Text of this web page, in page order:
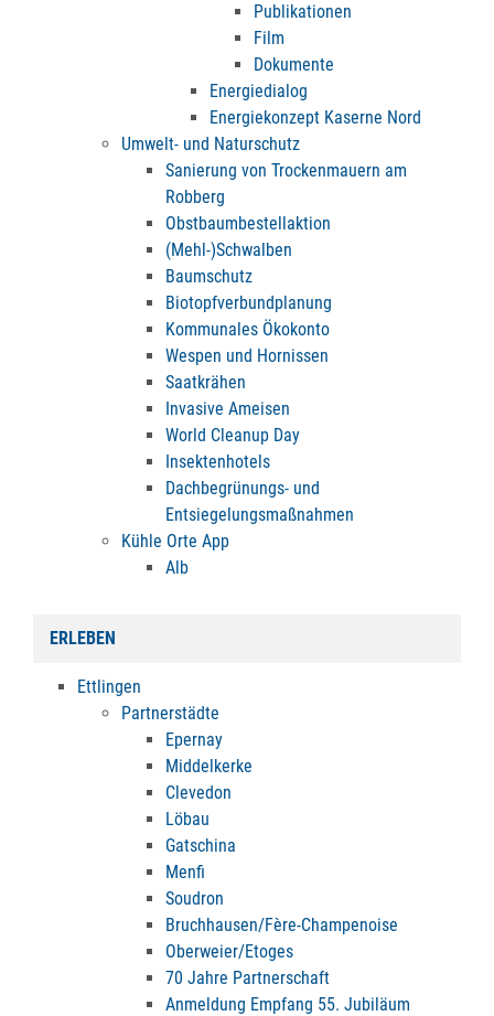
Publikationen
Film
Dokumente
Energiedialog
Energiekonzept Kaserne Nord
Umwelt- und Naturschutz
Sanierung von Trockenmauern am
Robberg
Obstbaumbestellaktion
(Mehl-)Schwalben
Baumschutz
Biotopfverbundplanung
Kommunales Ökokonto
Wespen und Hornissen
Saatkrähen
Invasive Ameisen
World Cleanup Day
Insektenhotels
Dachbegrünungs- und
Entsiegelungsmaßnahmen
Kühle Orte App
Alb
ERLEBEN
Ettlingen
Partnerstädte
Epernay
Middelkerke
Clevedon
Löbau
Gatschina
Menfi
Soudron
Bruchhausen/Fère-Champenoise
Oberweier/Etoges
70 Jahre Partnerschaft
Anmeldung Empfang 55. Jubiläum